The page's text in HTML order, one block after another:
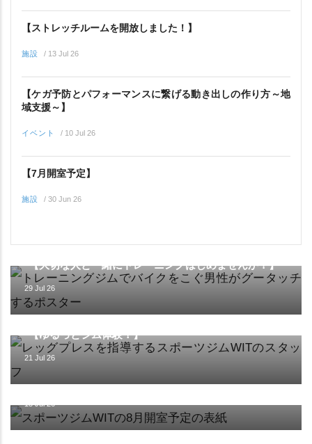
【ストレッチルームを開放しました！】
施設 / 13 Jul 26
【ケガ予防とパフォーマンスに繋げる動き出しの作り方～地
域支援～】
イベント / 10 Jul 26
【7月開室予定】
施設 / 30 Jun 26
イベント
【大切な人と一緒にトレーニングはじめませんか？】
29 Jul 26
イベント
【ゆるっとジム体験！】
21 Jul 26
施設
15 Jul 26